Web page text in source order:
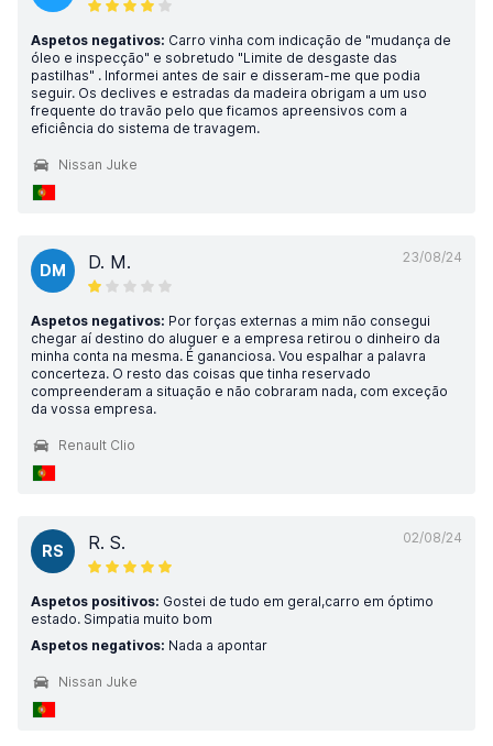
Aspetos negativos: Carro vinha com indicação de "mudança de
óleo e inspecção" e sobretudo "Limite de desgaste das
pastilhas" . Informei antes de sair e disseram-me que podia
seguir. Os declives e estradas da madeira obrigam a um uso
frequente do travão pelo que ficamos apreensivos com a
eficiência do sistema de travagem.
Nissan Juke
23/08/24
DM D. M.
Aspetos negativos: Por forças externas a mim não consegui
chegar aí destino do aluguer e a empresa retirou o dinheiro da
minha conta na mesma. É gananciosa. Vou espalhar a palavra
concerteza. O resto das coisas que tinha reservado
compreenderam a situação e não cobraram nada, com exceção
da vossa empresa.
Renault Clio
02/08/24
RS R. S.
Aspetos positivos: Gostei de tudo em geral,carro em óptimo
estado. Simpatia muito bom
Aspetos negativos: Nada a apontar
Nissan Juke